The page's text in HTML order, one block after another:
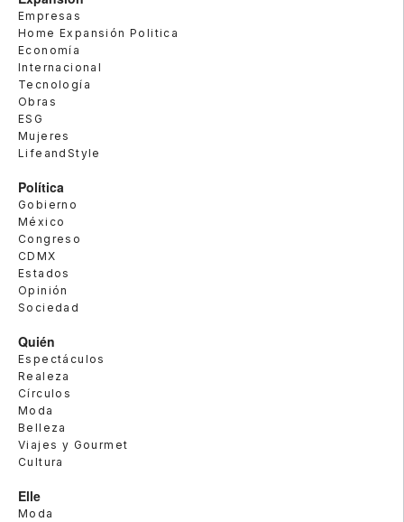
Empresas
Home Expansión Politica
Economía
Internacional
Tecnología
Obras
ESG
Mujeres
LifeandStyle
Política
Gobierno
México
Congreso
CDMX
Estados
Opinión
Sociedad
Quién
Espectáculos
Realeza
Círculos
Moda
Belleza
Viajes y Gourmet
Cultura
Elle
Moda